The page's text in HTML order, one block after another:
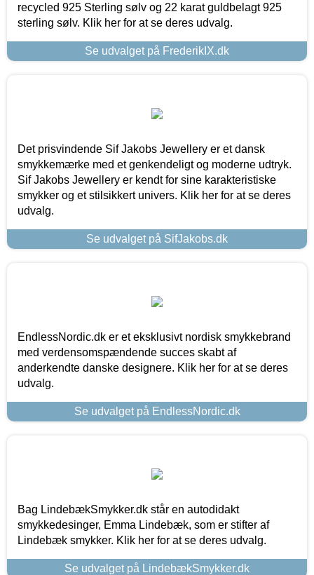
recycled 925 Sterling sølv og 22 karat guldbelagt 925
sterling sølv. Klik her for at se deres udvalg.
Se udvalget på FrederikIX.dk
Det prisvindende Sif Jakobs Jewellery er et dansk
smykkemærke med et genkendeligt og moderne udtryk.
Sif Jakobs Jewellery er kendt for sine karakteristiske
smykker og et stilsikkert univers. Klik her for at se deres
udvalg.
Se udvalget på SifJakobs.dk
EndlessNordic.dk er et eksklusivt nordisk smykkebrand
med verdensomspændende succes skabt af
anderkendte danske designere. Klik her for at se deres
udvalg.
Se udvalget på EndlessNordic.dk
Bag LindebækSmykker.dk står en autodidakt
smykkedesinger, Emma Lindebæk, som er stifter af
Lindebæk smykker. Klik her for at se deres udvalg.
Se udvalget på LindebækSmykker.dk